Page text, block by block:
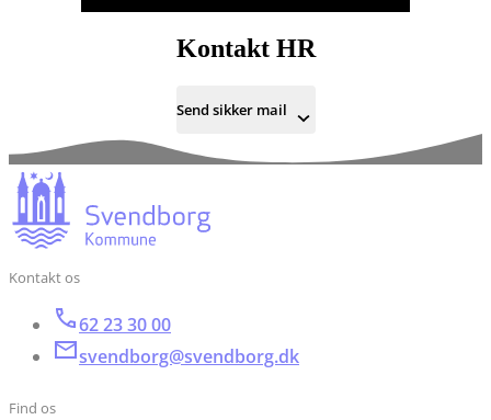
Kontakt HR
Send sikker mail
Kontakt os
62 23 30 00
svendborg@svendborg.dk
Find os